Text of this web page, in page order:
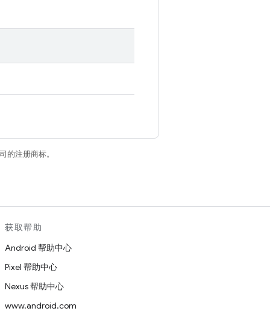
的注册商标。
获取帮助
Android 帮助中心
Pixel 帮助中心
Nexus 帮助中心
www.android.com